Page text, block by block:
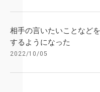
相手の言いたいことなど
するようになった
2022/10/05